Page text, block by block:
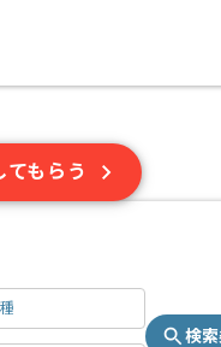
もらう
検